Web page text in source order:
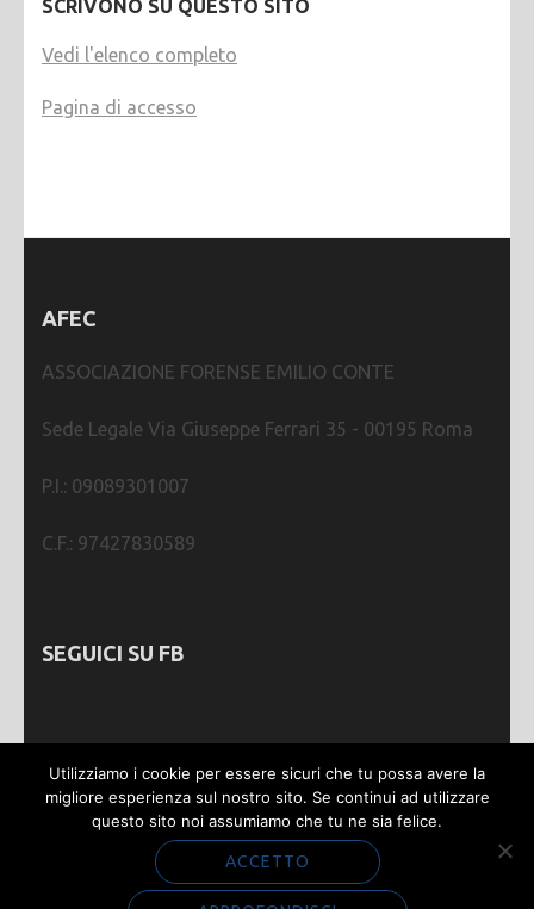
SCRIVONO SU QUESTO SITO
Vedi l'elenco completo
Pagina di accesso
AFEC
ASSOCIAZIONE FORENSE EMILIO CONTE
Sede Legale Via Giuseppe Ferrari 35 - 00195 Roma
P.I.: 09089301007
C.F.: 97427830589
SEGUICI SU FB
Webmastering bySGWEB | Metro Magazine |
Sviluppato da
Rara Theme. Powered by
Utilizziamo i cookie per essere sicuri che tu possa avere la
migliore esperienza sul nostro sito. Se continui ad utilizzare
questo sito noi assumiamo che tu ne sia felice.
ACCETTO